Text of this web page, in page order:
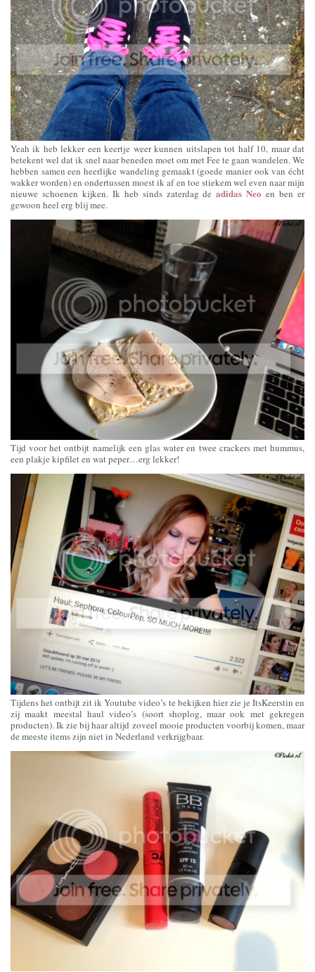
Yeah ik heb lekker een keertje weer kunnen uitslapen tot half 10, maar dat
betekent wel dat ik snel naar beneden moet om met Fee te gaan wandelen. We
hebben samen een heerlijke wandeling gemaakt (goede manier ook van écht
wakker worden) en ondertussen moest ik af en toe stiekem wel even naar mijn
nieuwe schoenen kijken. Ik heb sinds zaterdag deadidas Neo en ben er
gewoon heel erg blij mee.
Tijd voor het ontbijt namelijk een glas water en twee crackers met hummus,
een plakje kipfilet en wat peper…erg lekker!
Tijdens het ontbijt zit ik Youtube video’s te bekijken hier zie je ItsKeerstin en
zij maakt meestal haul video’s (soort shoplog, maar ook met gekregen
producten). Ik zie bij haar altijd zoveel mooie producten voorbij komen, maar
de meeste items zijn niet in Nederland verkrijgbaar.